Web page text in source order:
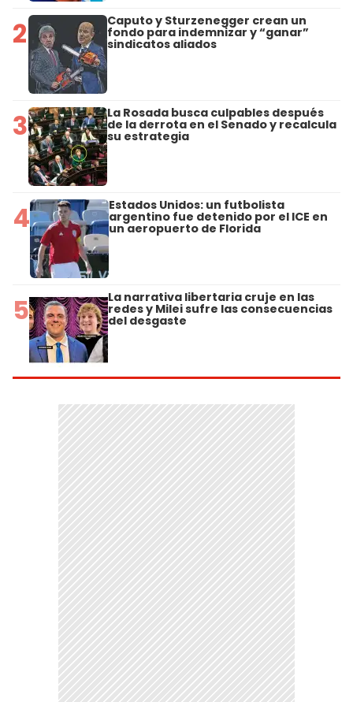
2 Caputo y Sturzenegger crean un
fondo para indemnizar y “ganar”
sindicatos aliados
3 La Rosada busca culpables después
de la derrota en el Senado y recalcula
su estrategia
4 Estados Unidos: un futbolista
argentino fue detenido por el ICE en
un aeropuerto de Florida
5 La narrativa libertaria cruje en las
redes y Milei sufre las consecuencias
del desgaste